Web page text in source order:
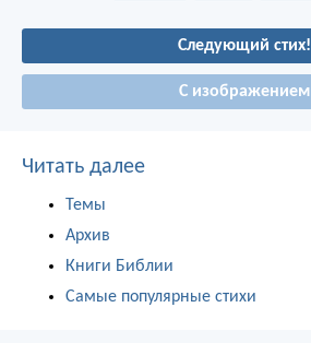
Следующий стих!
С изображением
Читать далее
Темы
Архив
Книги Библии
Самые популярные стихи